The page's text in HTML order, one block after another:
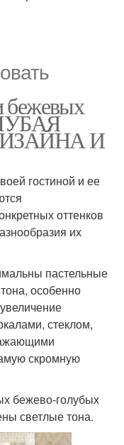
бежевых
И
гостиной и ее
оттенков
их
пастельные
особенно
стеклом,
скромную
бежево-голубых
светлые тона.